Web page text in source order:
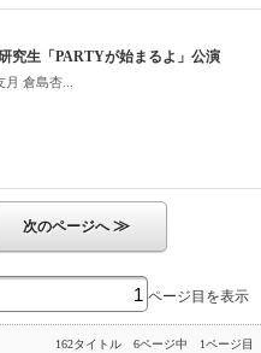
究生「PARTYが始まるよ」公演
倉島杏...
次のページへ≫
ページ目を表示
162タイトル 6ページ中 1ページ目